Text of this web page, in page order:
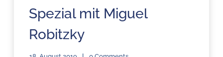
Spezial mit Miguel
Robitzky